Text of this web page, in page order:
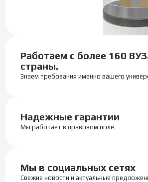
Работаем с более 160
страны.
Знаем требования именно вашего
Надежные гарантии
Мы работает в правовом поле.
Мы в социальных сетях
Свежие новости и актуальные